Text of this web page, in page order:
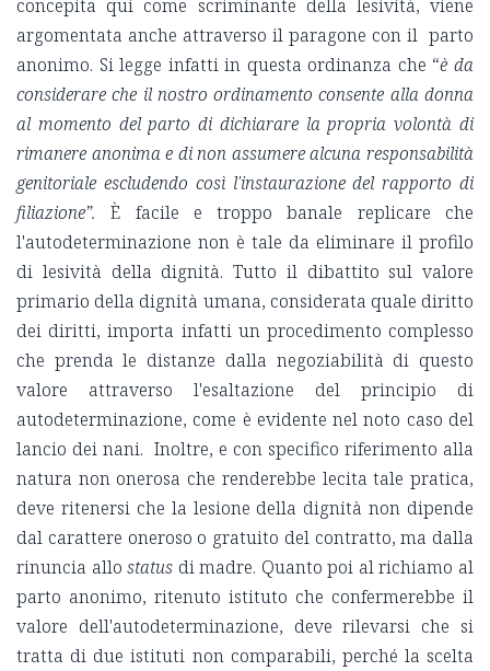
concepita qui come scriminante della lesività, viene
argomentata anche attraverso il paragone con il parto
anonimo. Si legge infatti in questa ordinanza che “è da
considerare che il nostro ordinamento consente alla donna
al momento del parto di dichiarare la propria volontà di
rimanere anonima e di non assumere alcuna responsabilità
genitoriale escludendo così l'instaurazione del rapporto di
filiazione”.È facile e troppo banale replicare che
l'autodeterminazione non è tale da eliminare il profilo
di lesività della dignità. Tutto il dibattito sul valore
primario della dignità umana, considerata quale diritto
dei diritti, importa infatti un procedimento complesso
che prenda le distanze dalla negoziabilità di questo
valore attraverso l'esaltazione del principio di
autodeterminazione, come è evidente nel noto caso del
lancio dei nani. Inoltre, e con specifico riferimento alla
natura non onerosa che renderebbe lecita tale pratica,
deve ritenersi che la lesione della dignità non dipende
dal carattere oneroso o gratuito del contratto, ma dalla
rinuncia allostatus di madre. Quanto poi al richiamo al
parto anonimo, ritenuto istituto che confermerebbe il
valore dell'autodeterminazione, deve rilevarsi che si
tratta di due istituti non comparabili, perché la scelta